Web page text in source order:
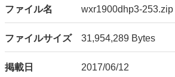
ファイル名 wxr1900dhp3-253.zip
ファイルサイズ 31,954,289 Bytes
掲載日 2017/06/12